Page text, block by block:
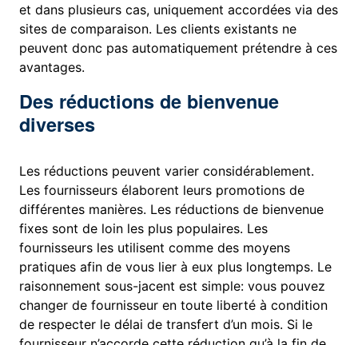
et dans plusieurs cas, uniquement accordées via des
sites de comparaison. Les clients existants ne
peuvent donc pas automatiquement prétendre à ces
avantages.
Des réductions de bienvenue
diverses
Les réductions peuvent varier considérablement.
Les fournisseurs élaborent leurs promotions de
différentes manières. Les réductions de bienvenue
fixes sont de loin les plus populaires. Les
fournisseurs les utilisent comme des moyens
pratiques afin de vous lier à eux plus longtemps. Le
raisonnement sous-jacent est simple: vous pouvez
changer de fournisseur en toute liberté à condition
de respecter le délai de transfert d’un mois. Si le